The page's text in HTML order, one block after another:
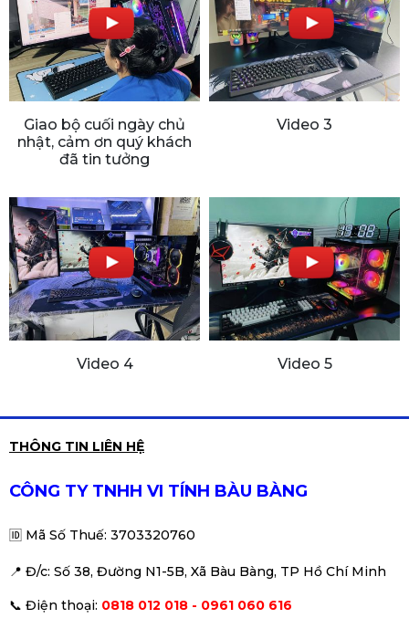
Giao bộ cuối ngày chủ
nhật, cảm ơn quý khách
đã tin tưởng
Video 3
Video 4 Video 5
THÔNG TIN LIÊN HỆ
CÔNG TY TNHH VI TÍNH BÀU BÀNG
🆔 Mã Số Thuế: 3703320760
📍 Đ/c: Số 38, Đường N1-5B, Xã Bàu Bàng, TP Hồ Chí Minh
📞 Điện thoại: 0818 012 018 - 0961 060 616